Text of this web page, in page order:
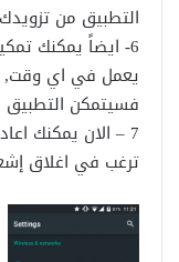
التطبيق من
فسيتمكن التطبيق
7 – الان يمكنك
ترغب في اغلاق